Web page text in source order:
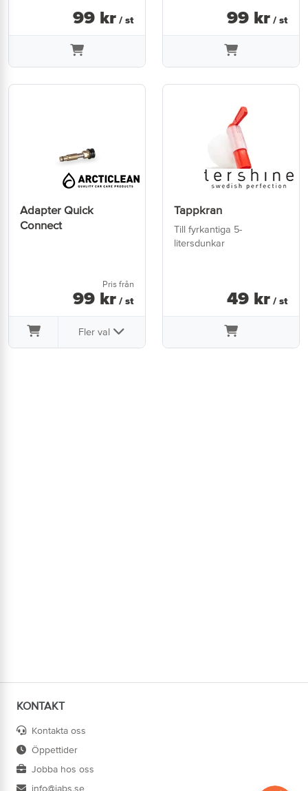
99 kr / st 99 kr / st
Adapter Quick
Connect
Pris från
99 kr / st
Fler val
Tappkran
Till fyrkantiga 5-
litersdunkar
49 kr / st
KONTAKT
Kontakta oss
Öppettider
Jobba hos oss
info@jabs.se